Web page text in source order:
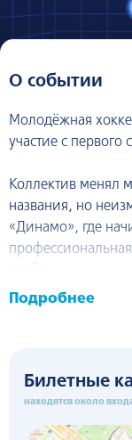
О событии
Молодёжная
участие с
Коллектив менял
названия, но
«Динамо», где
клуба.
В 2021 году
Подробнее
Билетные
находятся около